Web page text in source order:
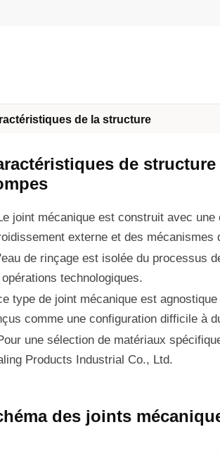
de la structure
de
joint mécanique est construit avec
externe et des mécanismes
de rinçage est isolée du processus
opérations technologiques.
type de joint mécanique est
comme une configuration difficile à
une sélection de matériaux
Products Industrial Co., Ltd.
des joints